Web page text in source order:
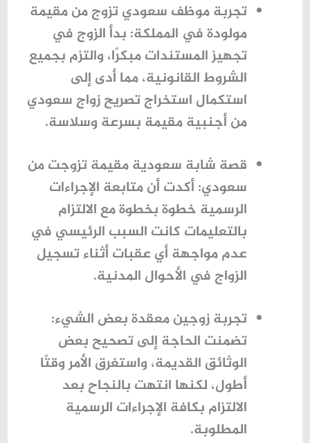
تجربة موظف سعودي تزوج من مقيمة
مولودة في المملكة: بدأ الزوج في
تجهيز المستندات مبكرًا، والتزم بجميع
الشروط القانونية، مما أدى إلى
استكمال استخراج تصريح زواج سعودي
من أجنبية مقيمة بسرعة وسلاسة.
قصة شابة سعودية مقيمة تزوجت من
سعودي: أكدت أن متابعة الإجراءات
الرسمية خطوة بخطوة مع الالتزام
بالتعليمات كانت السبب الرئيسي في
عدم مواجهة أي عقبات أثناء تسجيل
الزواج في الأحوال المدنية.
تجربة زوجين معقدة بعض الشيء:
تضمنت الحاجة إلى تصحيح بعض
الوثائق القديمة، واستغرق الأمر وقتًا
أطول، لكنها انتهت بالنجاح بعد
الالتزام بكافة الإجراءات الرسمية
المطلوبة.